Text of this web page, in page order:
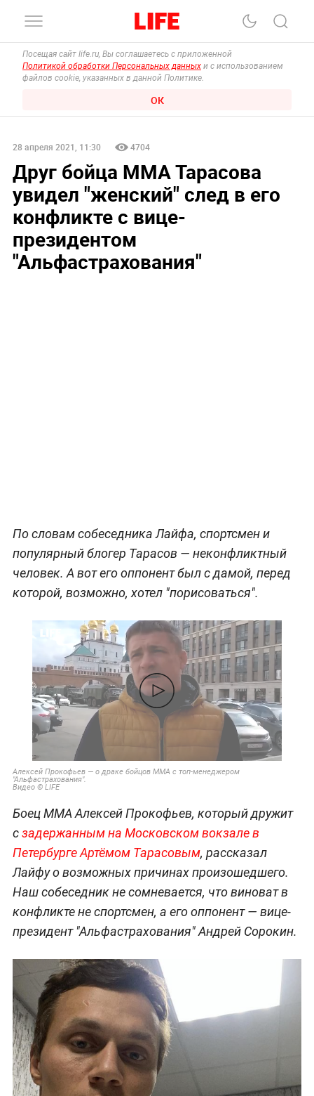
Посещая сайт life.ru, Вы соглашаетесь с приложенной
Политикой обработки Персональных данных и с использованием
файлов cookie, указанных в данной Политике.
ОК
28 апреля 2021, 11:30 4704
Друг бойца ММА Тарасова
увидел "женский" след в его
конфликте с вице-
президентом
"Альфастрахования"
По словам собеседника Лайфа, спортсмен и
популярный блогер Тарасов — неконфликтный
человек. А вот его оппонент был с дамой, перед
которой, возможно, хотел "порисоваться".
Алексей Прокофьев — о драке бойцов ММА с топ-менеджером
"Альфастрахования".
Видео © LIFE
Боец MMA Алексей Прокофьев, который дружит
сзадержанным на Московском вокзале в
Петербурге Артёмом Тарасовым, рассказал
Лайфу о возможных причинах произошедшего.
Наш собеседник не сомневается, что виноват в
конфликте не спортсмен, а его оппонент — вице-
президент "Альфастрахования" Андрей Сорокин.